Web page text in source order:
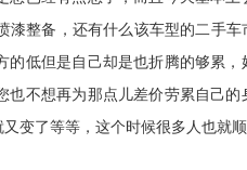
整备，还有什么该车型的二手
低但是自己却是也折腾的够累
不想再为那点儿差价劳累自己
变了等等，这个时候很多人也就顺